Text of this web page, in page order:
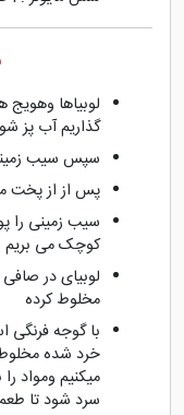
لوبیاها
گذاریم آب پز
سپس سیب
پس از از پخت
سیب زمینی را
کوچک می بریم
لوبیای در
مخلوط کرده
با گوجه فرنگی
خرد شده مخلوط
میکنیم ومواد
سرد شود تا